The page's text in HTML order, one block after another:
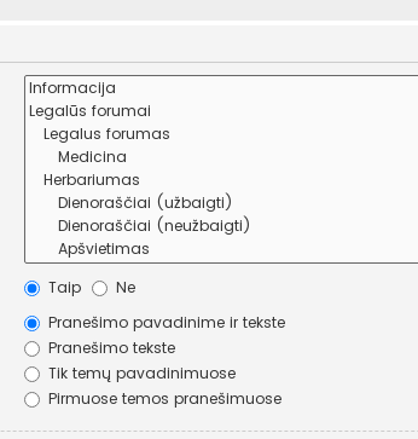
Taip
Ne
Pranešimo pavadinime ir tekste
Pranešimo tekste
Tik temų pavadinimuose
Pirmuose temos pranešimuose